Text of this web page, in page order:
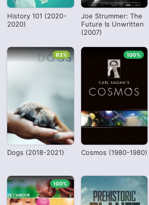
History 101 (2020-
2020)
Joe Strummer: The
Future Is Unwritten
(2007)
Dogs (2018-2021)
63%
Cosmos (1980-1980)
100%
100%